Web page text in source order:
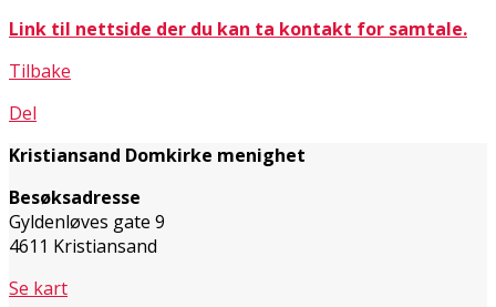
Link til nettside der du kan ta kontakt for samtale.
Tilbake
Del
Kristiansand Domkirke menighet
Besøksadresse
Gyldenløves gate 9
4611 Kristiansand
Se kart